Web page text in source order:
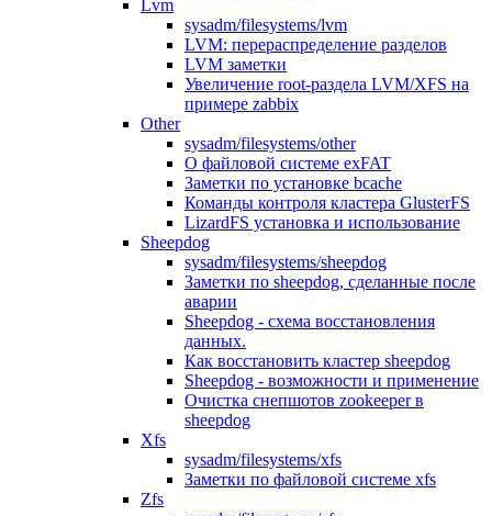
Lvm
sysadm/filesystems/lvm
LVM: перераспределение разделов
LVM заметки
Увеличение root-раздела LVM/XFS на
примере zabbix
Other
sysadm/filesystems/other
О файловой системе exFAT
Заметки по установке bcache
Команды контроля кластера GlusterFS
LizardFS установка и использование
Sheepdog
sysadm/filesystems/sheepdog
Заметки по sheepdog, сделанные после
аварии
Sheepdog - схема восстановления
данных.
Как восстановить кластер sheepdog
Sheepdog - возможности и применение
Очистка снепшотов zookeeper в
sheepdog
Xfs
sysadm/filesystems/xfs
Заметки по файловой системе xfs
Zfs